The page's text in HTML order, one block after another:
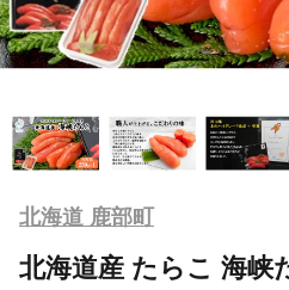
北海道 鹿部町
北海道産 たらこ 海峡